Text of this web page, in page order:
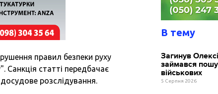
правил безпеки руху
Санкція статті передбачає
розслідування.
В тему
Загинув
займався
військових
5 Серпня 2026